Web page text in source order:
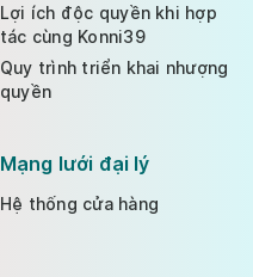
Lợi ích độc quyền khi hợp
tác cùng Konni39
Quy trình triển khai nhượng
quyền
Mạng lưới đại lý
Hệ thống cửa hàng